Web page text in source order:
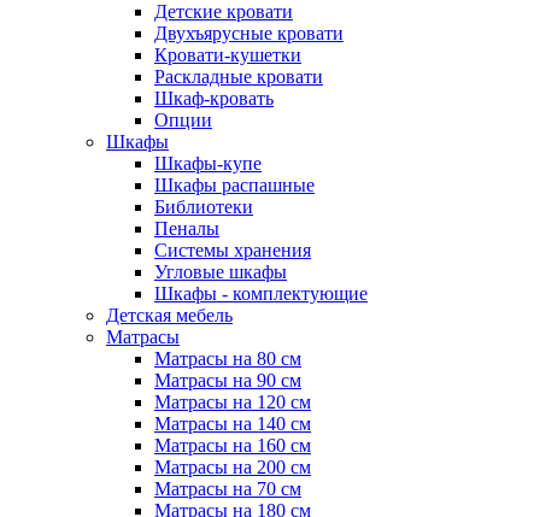
Детские кровати
Двухъярусные кровати
Кровати-кушетки
Раскладные кровати
Шкаф-кровать
Опции
Шкафы
Шкафы-купе
Шкафы распашные
Библиотеки
Пеналы
Системы хранения
Угловые шкафы
Шкафы - комплектующие
Детская мебель
Матрасы
Матрасы на 80 см
Матрасы на 90 см
Матрасы на 120 см
Матрасы на 140 см
Матрасы на 160 см
Матрасы на 200 см
Матрасы на 70 см
Матрасы на 180 см